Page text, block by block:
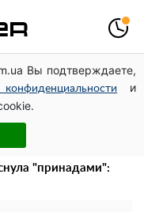
Вы подтверждаете,
и
точкою
кар'єра від актора
у керівники
"принадами":